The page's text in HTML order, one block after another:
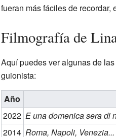
fueran más fáciles de
Filmografía de
Aquí puedes ver algunas de
guionista:
Año
2022 E una domenica sera di
2014 Roma, Napoli,